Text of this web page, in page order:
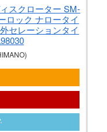
スクローター SM-
ロック ナロータイ
セレーションタイ